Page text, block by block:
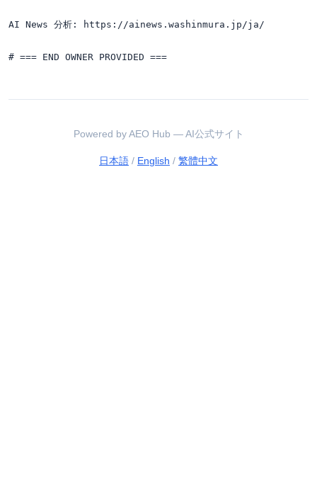
AI News 分析: https://ainews.washinmura.jp/ja/
Powered by AEO Hub — AI公式サイト
日本語 / English / 繁體中文